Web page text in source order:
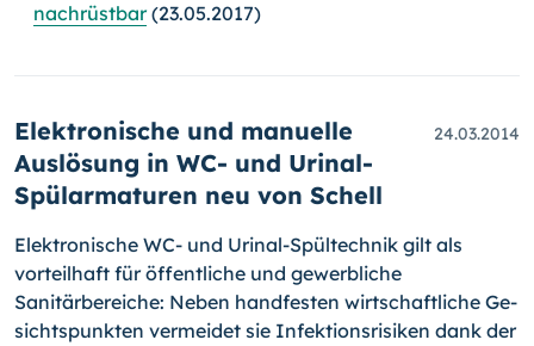
nachrüstbar(23.05.2017)
Elektronische und manuelle
Auslösung in WC- und Urinal-
Spülarmaturen neu von Schell
24.03.2014
Elektronische WC- und Urinal-Spültechnik gilt als
vorteilhaft für öffent­liche und gewerbliche
Sanitärbereiche: Neben handfesten wirtschaft­liche Ge­
sichts­punkten vermeidet sie Infektionsrisiken dank der